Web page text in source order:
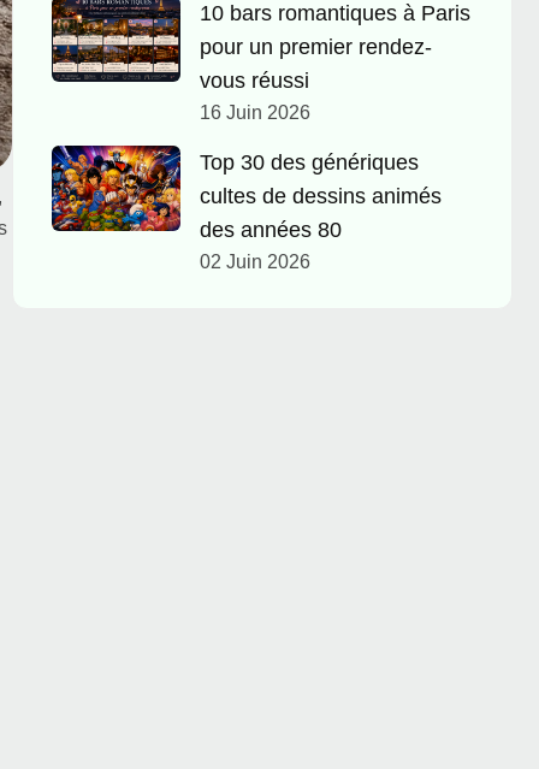
10 bars romantiques à Paris
pour un premier rendez-
vous réussi
16 Juin 2026
Top 30 des génériques
cultes de dessins animés
des années 80
02 Juin 2026